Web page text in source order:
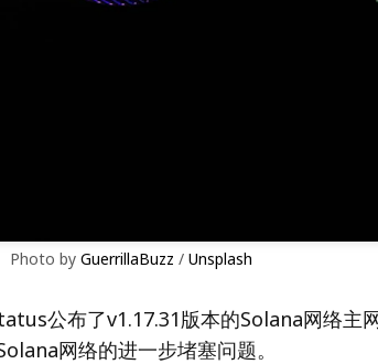
Photo by GuerrillaBuzz / Unsplash
公布了v1.17.31版本的Solana网络主
网络的进一步堵塞问题。